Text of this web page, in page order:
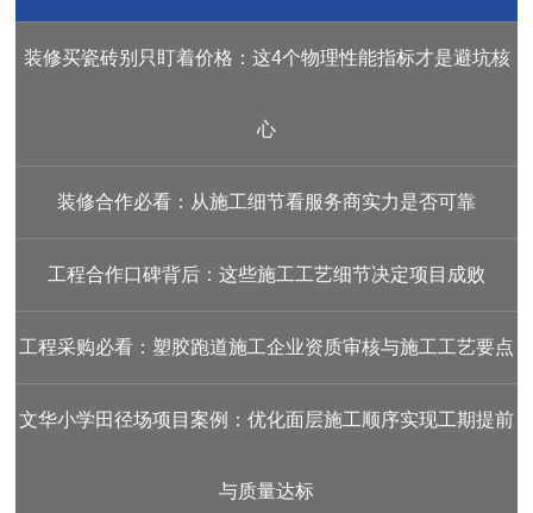
装修买瓷砖别只盯着价格：这4个物理性能指标才是避坑核
心
装修合作必看：从施工细节看服务商实力是否可靠
工程合作口碑背后：这些施工工艺细节决定项目成败
工程采购必看：塑胶跑道施工企业资质审核与施工工艺要点
文华小学田径场项目案例：优化面层施工顺序实现工期提前
与质量达标